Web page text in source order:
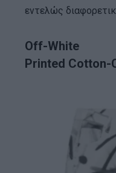
εντελώς
Off-White
Printed Cotton-